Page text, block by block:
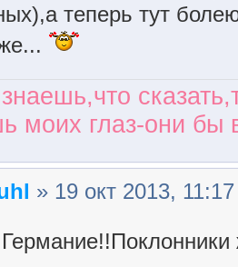
теперь тут
моих глаз-они бы
» 19 окт 2013, 11:17